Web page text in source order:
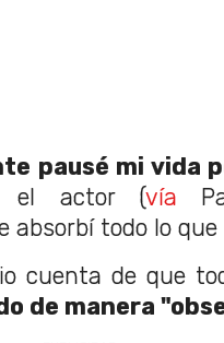
pausé mi vida
el actor (vía
absorbí todo lo que
cuenta de que
de manera